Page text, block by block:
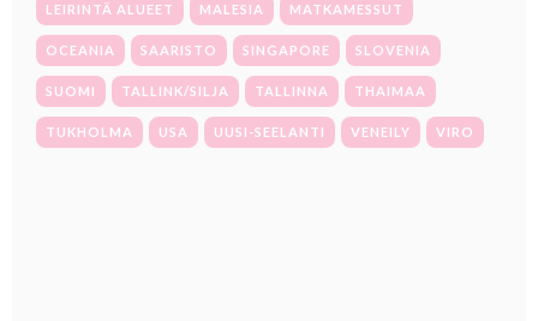
LEIRINTÄ ALUEET MALESIA MATKAMESSUT
OCEANIA SAARISTO SINGAPORE SLOVENIA
SUOMI TALLINK/SILJA TALLINNA THAIMAA
TUKHOLMA USA UUSI-SEELANTI VENEILY VIRO